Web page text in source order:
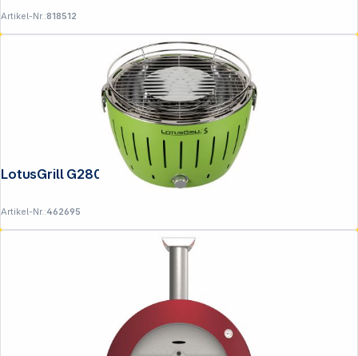
Artikel-Nr.:818512
LotusGrill G280 U Gruen
Artikel-Nr.:462695